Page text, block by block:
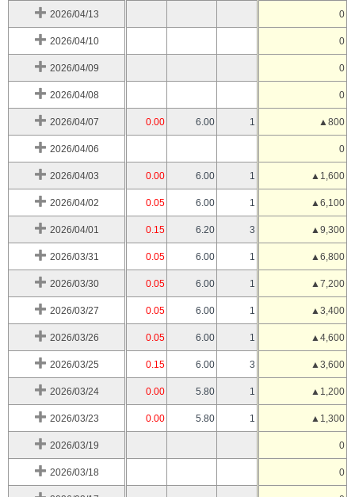
2026/04/13 0
2026/04/10 0
2026/04/09 0
2026/04/08 0
2026/04/07 0.00 6.00 1 ▲800
2026/04/06 0
2026/04/03 0.00 6.00 1 ▲1,600
2026/04/02 0.05 6.00 1 ▲6,100
2026/04/01 0.15 6.20 3 ▲9,300
2026/03/31 0.05 6.00 1 ▲6,800
2026/03/30 0.05 6.00 1 ▲7,200
2026/03/27 0.05 6.00 1 ▲3,400
2026/03/26 0.05 6.00 1 ▲4,600
2026/03/25 0.15 6.00 3 ▲3,600
2026/03/24 0.00 5.80 1 ▲1,200
2026/03/23 0.00 5.80 1 ▲1,300
2026/03/19 0
2026/03/18 0